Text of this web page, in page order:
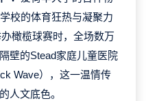
校的体育狂热与凝聚力
橄榄球赛时，全场数万
壁的Stead家庭儿童医院
Wave），这一温情传
人文底色。